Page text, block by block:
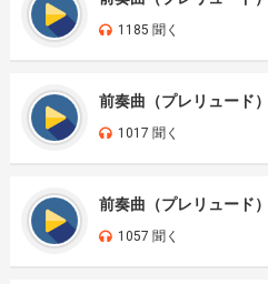
1185 聞く
1017 聞く
1057 聞く